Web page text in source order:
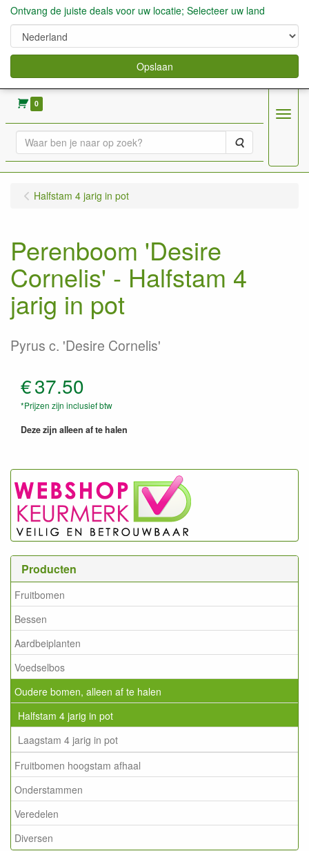
verkoop fruitbomen, bessen,aardbeien enz.
0
Zoeken
Menu
Producten
Fruitbomen
Bessen
Aardbeiplanten
Voedselbos
Oudere bomen, alleen af te halen
Halfstam 4 jarig in pot
Laagstam 4 jarig in pot
Fruitbomen hoogstam afhaal
Onderstammen
Veredelen
Diversen
Halfstam 4 jarig in pot
Perenboom 'Desire
Cornelis' - Halfstam 4
jarig in pot
Pyrus c. 'Desire Cornelis'
€37.50
*Prijzen zijn inclusief btw
Deze zijn alleen af te halen
Ontvang de juiste deals voor uw locatie; Selecteer uw land
Opslaan